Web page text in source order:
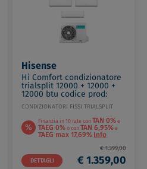
Hisense
Hi Comfort condizionatore
trialsplit 12000 + 12000 +
12000 btu codice prod:
CF35MR0BG(3)
3AMW72U4RJC
CONDIZIONATORI FISSI TRIALSPLIT
% Finanzia in 10 rate conTAN 0%e
TAEG 0%o conTAN 6,95%e
TAEG max 17,69%Info
DETTAGLI
€ 1.399,00
€ 1.359,00